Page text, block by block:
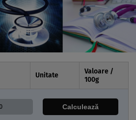
Unitate
Valoare /
100g
Calculează